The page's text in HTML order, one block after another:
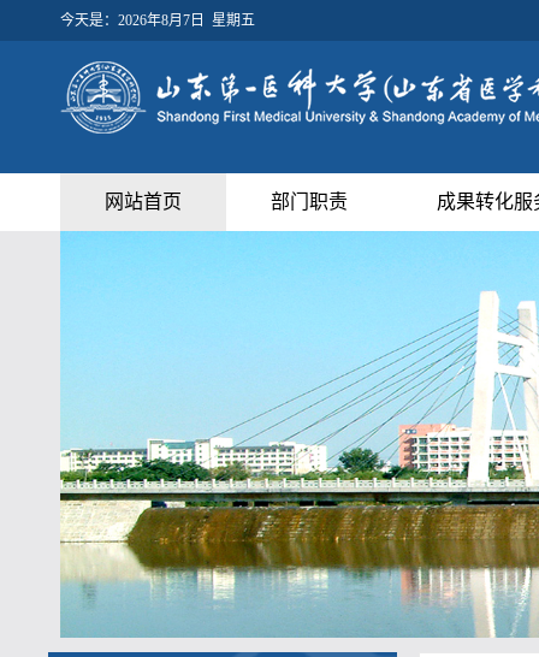
今天是： 2026年8月7日 星期五
网站首页 部门职责 成果转化服